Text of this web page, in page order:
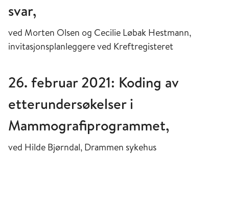
svar,
ved Morten Olsen og Cecilie Løbak Hestmann,
invitasjonsplanleggere ved Kreftregisteret
26. februar 2021: Koding av
etterundersøkelser i
Mammografiprogrammet,
ved Hilde Bjørndal, Drammen sykehus